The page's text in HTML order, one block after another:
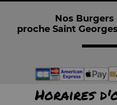
Nos
proche Saint
Horaires